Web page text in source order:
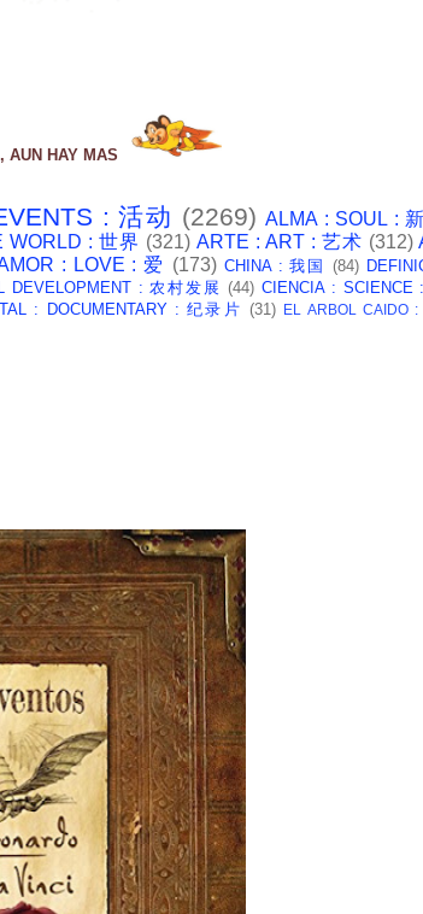
AUN HAY MAS
: 活动 (2269) ALMA : SOUL :
WORLD : 世界 (321) ARTE : ART : 艺术 (312)
: LOVE : 爱 (173) CHINA : 我国 (84)
DEVELOPMENT : 农村发展 (44) CIENCIA : SCIENCE
: DOCUMENTARY : 纪录片 (31) EL ARBOL CAIDO